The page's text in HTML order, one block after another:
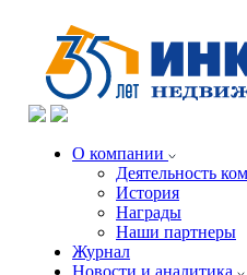
О компании
Деятельность
История
Награды
Наши партнеры
Журнал
Новости и аналитика